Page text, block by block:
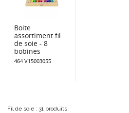
Boite
assortiment fil
de soie - 8
bobines
464 V15003055
Fil de soie : 31 produits